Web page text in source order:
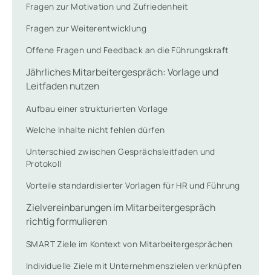
Fragen zur Motivation und Zufriedenheit
Fragen zur Weiterentwicklung
Offene Fragen und Feedback an die Führungskraft
Jährliches Mitarbeitergespräch: Vorlage und
Leitfaden nutzen
Aufbau einer strukturierten Vorlage
Welche Inhalte nicht fehlen dürfen
Unterschied zwischen Gesprächsleitfaden und
Protokoll
Vorteile standardisierter Vorlagen für HR und Führung
Zielvereinbarungen im Mitarbeitergespräch
richtig formulieren
SMART Ziele im Kontext von Mitarbeitergesprächen
Individuelle Ziele mit Unternehmenszielen verknüpfen